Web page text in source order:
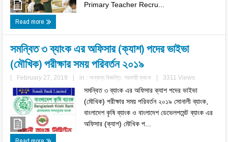
Primary Teacher Recru...
Read more
সমন্বিত ৩ ব্যাংক এর অফিসার (ক্যাশ) পদের ভাইভা
(মৌখিক) পরীক্ষার সময় পরিবর্তন ২০১৯
February 27, 2019 in :অন্যান্য বিজ্ঞপ্তি,সরকারী ব্যাংক 3311 Views
সমন্বিত ৩ ব্যাংক এর অফিসার ক্যাশ পদের ভাইভা
(মৌখিক) পরীক্ষার সময় পরিবর্তন ২০১৯ সোনালী ব্যাংক,
বাংলাদেশ কৃষি ব্যাংক ও বাংলাদেশ ডেভেলপমেন্ট ব্যাংক এর
অফিসার (ক্যাশ) মৌখিক প...